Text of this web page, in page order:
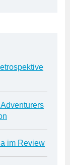
Adventurers
im Review